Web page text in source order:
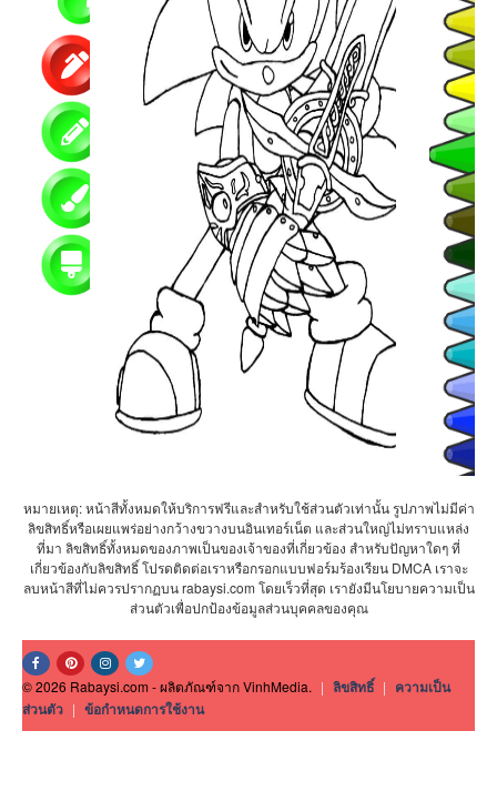
หมายเหตุ: หน้าสีทั้งหมดให้บริการฟรีและสำหรับใช้ส่วนตัวเท่านั้น รูปภาพไม่มีค่า
ลิขสิทธิ์หรือเผยแพร่อย่างกว้างขวางบนอินเทอร์เน็ต และส่วนใหญ่ไม่ทราบแหล่ง
ที่มา ลิขสิทธิ์ทั้งหมดของภาพเป็นของเจ้าของที่เกี่ยวข้อง สำหรับปัญหาใดๆ ที่
เกี่ยวข้องกับลิขสิทธิ์ โปรดติดต่อเราหรือกรอกแบบฟอร์มร้องเรียน DMCA เราจะ
ลบหน้าสีที่ไม่ควรปรากฏบน rabaysi.com โดยเร็วที่สุด เรายังมีนโยบายความเป็น
ส่วนตัวเพื่อปกป้องข้อมูลส่วนบุคคลของคุณ
© 2026 Rabaysi.com - ผลิตภัณฑ์จาก VinhMedia. | ลิขสิทธิ์ | ความเป็น
ส่วนตัว | ข้อกำหนดการใช้งาน